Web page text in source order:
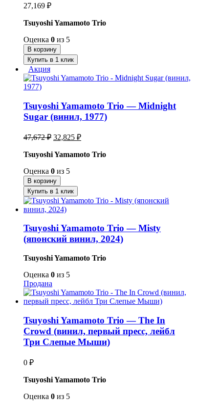
27,169 ₽
Tsuyoshi Yamamoto Trio
Оценка 0 из 5
В корзину
Купить в 1 клик
Акция
Tsuyoshi Yamamoto Trio — Midnight
Sugar (винил, 1977)
47,672₽ Первоначальная
составляла
32,825 ₽Текущая
32,825 ₽.
Tsuyoshi Yamamoto Trio
Оценка 0 из 5
В корзину
Купить в 1 клик
Tsuyoshi Yamamoto Trio — Misty
(японский винил, 2024)
Tsuyoshi Yamamoto Trio
Оценка 0 из 5
Продана
Tsuyoshi Yamamoto Trio — The In
Crowd (винил, первый пресс, лейбл
Три Слепые Мыши)
0 ₽
Tsuyoshi Yamamoto Trio
Оценка 0 из 5